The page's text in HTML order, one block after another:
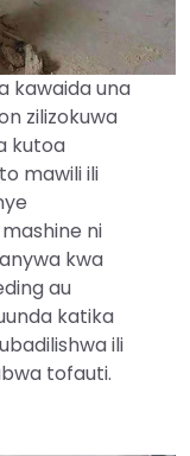
kawaida una
zilizokuwa
kutoa
mawili ili
ni
kwa
au
katika
ili
tofauti.